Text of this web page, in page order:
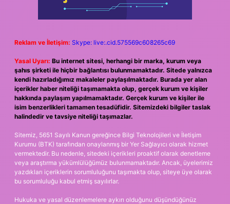
Reklam ve İletişim: Skype: live:.cid.575569c608265c69
Yasal Uyarı: Bu internet sitesi, herhangi bir marka, kurum veya
şahıs şirketi ile hiçbir bağlantısı bulunmamaktadır. Sitede yalnızca
kendi hazırladığımız makaleler paylaşılmaktadır. Burada yer alan
içerikler haber niteliği taşımamakta olup, gerçek kurum ve kişiler
hakkında paylaşım yapılmamaktadır. Gerçek kurum ve kişiler ile
isim benzerlikleri tamamen tesadüfidir. Sitemizdeki bilgiler taslak
halindedir ve tavsiye niteliği taşımazlar.
Sitemiz, 5651 Sayılı Kanun gereğince Bilgi Teknolojileri ve İletişim
Kurumu (BTK) tarafından onaylanmış bir Yer Sağlayıcı olarak hizmet
vermektedir. Bu nedenle, sitedeki içerikleri proaktif olarak denetleme
veya araştırma yükümlülüğümüz bulunmamaktadır. Ancak, üyelerimiz
yazdıkları içeriklerin sorumluluğunu taşımakta olup, siteye üye olarak
bu sorumluluğu kabul etmiş sayılırlar.
Hukuka ve yasal düzenlemelere aykırı olduğunu düşündüğünüz